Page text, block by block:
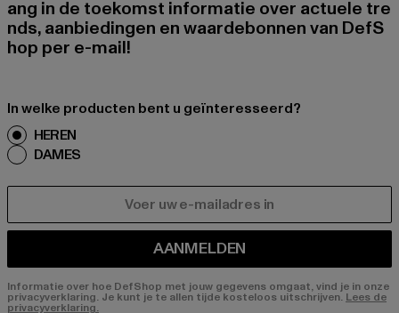
ang in de toekomst informatie over actuele tre
nds, aanbiedingen en waardebonnen van DefS
hop per e-mail!
In welke producten bent u geïnteresseerd?
HEREN
DAMES
AANMELDEN
Informatie over hoe DefShop met jouw gegevens omgaat, vind je in onze
privacyverklaring. Je kunt je te allen tijde kosteloos uitschrijven. Lees de
privacyverklaring.